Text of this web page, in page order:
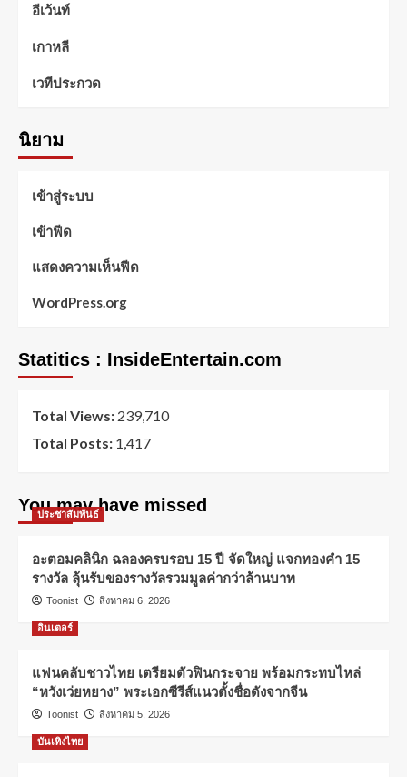
อีเว้นท์
เกาหลี
เวทีประกวด
นิยาม
เข้าสู่ระบบ
เข้าฟีด
แสดงความเห็นฟีด
WordPress.org
Statitics : InsideEntertain.com
Total Views: 239,710
Total Posts: 1,417
You may have missed
ประชาสัมพันธ์
อะตอมคลินิก ฉลองครบรอบ 15 ปี จัดใหญ่ แจกทองคำ 15
รางวัล ลุ้นรับของรางวัลรวมมูลค่ากว่าล้านบาท
Toonist สิงหาคม 6, 2026
อินเตอร์
แฟนคลับชาวไทย เตรียมตัวฟินกระจาย พร้อมกระทบไหล่
“หวังเว่ยหยาง” พระเอกซีรีส์แนวตั้งชื่อดังจากจีน
Toonist สิงหาคม 5, 2026
บันเทิงไทย